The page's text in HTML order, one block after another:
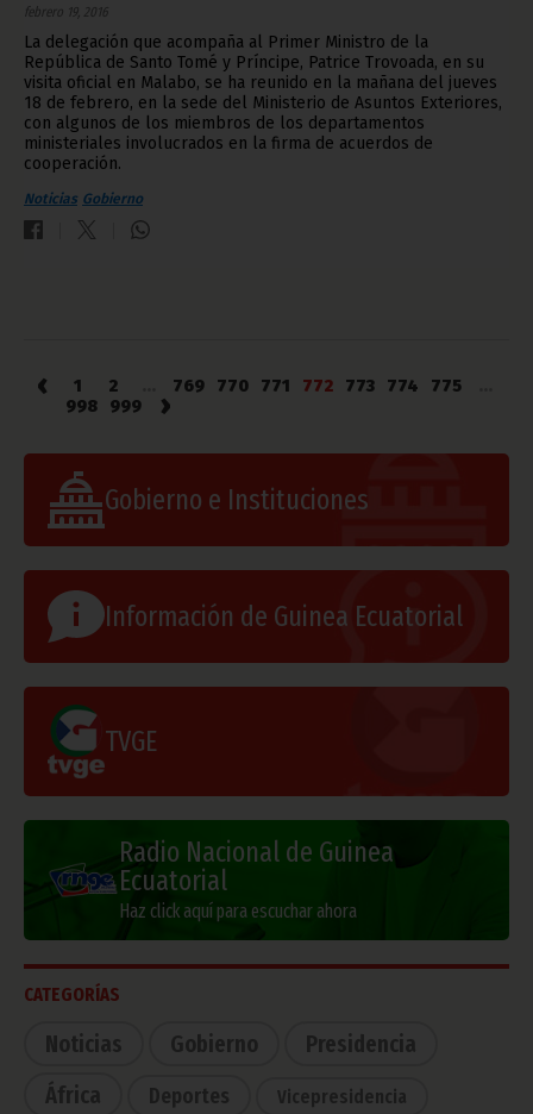
febrero 19, 2016
La delegación que acompaña al Primer Ministro de la
República de Santo Tomé y Príncipe, Patrice Trovoada, en su
visita oficial en Malabo, se ha reunido en la mañana del jueves
18 de febrero, en la sede del Ministerio de Asuntos Exteriores,
con algunos de los miembros de los departamentos
ministeriales involucrados en la firma de acuerdos de
cooperación.
Noticias Gobierno
‹ 1 2 769 770 771 772 773 774 775
998
999 ›
Gobierno e Instituciones
Información de Guinea Ecuatorial
TVGE
Radio Nacional de Guinea
Ecuatorial
Haz click aquí para escuchar ahora
CATEGORÍAS
Noticias Gobierno
Presidencia
África
Deportes Vicepresidencia